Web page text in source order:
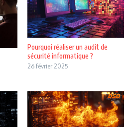
Pourquoi réaliser un audit de
sécurité informatique ?
26 février 2025